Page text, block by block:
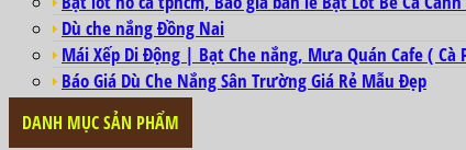
Dù che nắng Đồng Nai
Mái Xếp Di Động | Bạt Che nắng, Mưa Quán Cafe ( Cà
Báo Giá Dù Che Nắng Sân Trường Giá Rẻ Mẫu Đẹp
DANH MỤC SẢN PHẨM